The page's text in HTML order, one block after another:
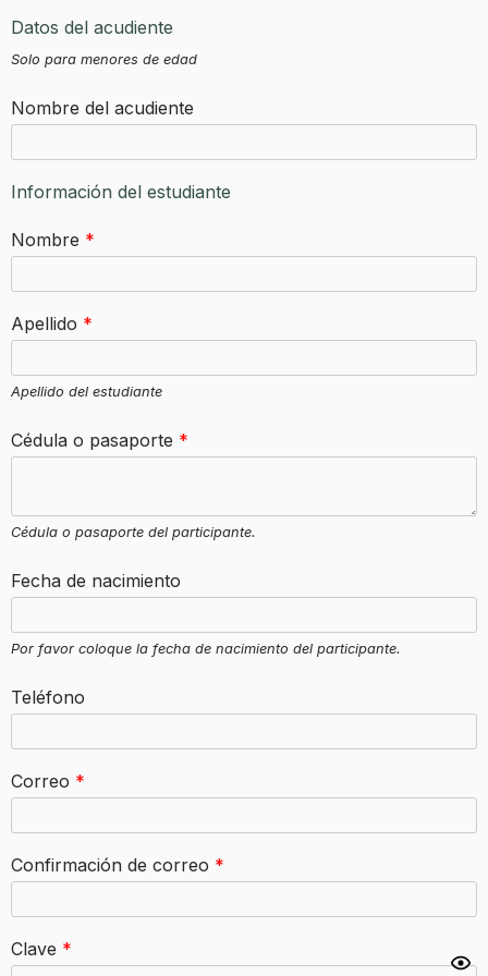
Datos del acudiente
Solo para menores de edad
Nombre del acudiente
Información del estudiante
Nombre *
Apellido *
Apellido del estudiante
Cédula o pasaporte *
Cédula o pasaporte del participante.
Fecha de nacimiento
Por favor coloque la fecha de nacimiento del participante.
Teléfono
Correo *
Confirmación de correo *
Clave *